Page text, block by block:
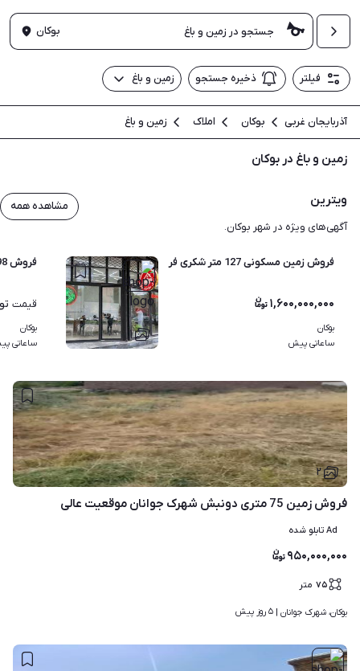
بوکان
فیلتر ذخیره جستجو زمین و باغ
آذربایجان غربی بوکان املاک زمین و باغ
زمین و باغ در بوکان
ویترین
آگهی‌های ویژه در شهر بوکان.
مشاهده همه
۱
فروش زمین مسکونی 127 متر شکری فر
۱,۶۰۰,۰۰۰,۰۰۰
بوکان
ساعاتی پیش
فروش 98 متر زمین مسکونی حاجی صالح غفوریان اینگیجه
قیمت
بوکان
ساعاتی
۲
فروش زمین 75 متری دونبش شهرک جوانان موقعیت عالی
Ad تابلو شده
۹۵۰,۰۰۰,۰۰۰
۷۵ متر
بوکان، شهرک جوانان | ۵ روز پیش